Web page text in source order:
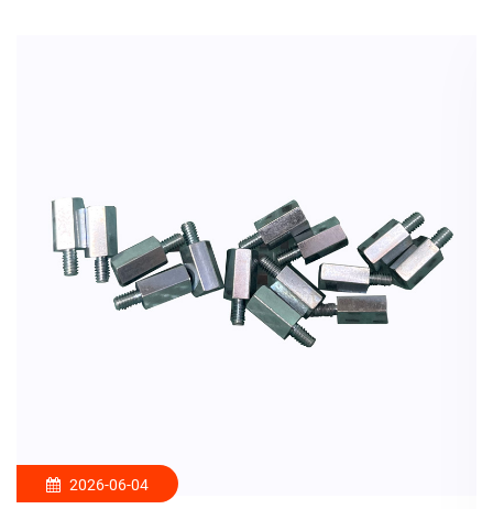
2026-06-04